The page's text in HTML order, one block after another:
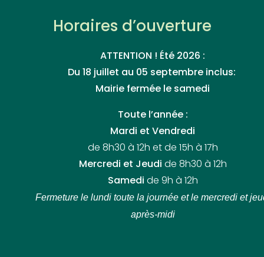
Horaires d’ouverture
ATTENTION ! Été 2026 :
Du 18 juillet au 05 septembre inclus:
Mairie fermée le samedi
Toute l’année :
Mardi et Vendredi
de 8h30 à 12h et de 15h à 17h
Mercredi et Jeudi de 8h30 à 12h
Samedi de 9h à 12h
Fermeture le lundi toute la journée et le mercredi et
après-midi